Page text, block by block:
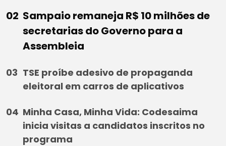
Sampaio remaneja R$ 10 milhões de
secretarias do Governo para a
Assembleia
TSE proíbe adesivo de propaganda
eleitoral em carros de aplicativos
Minha Casa, Minha Vida: Codesaima
inicia visitas a candidatos inscritos no
programa